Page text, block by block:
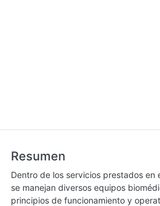
Resumen
Dentro de los servicios prestados
se manejan diversos equipos
principios de funcionamiento y